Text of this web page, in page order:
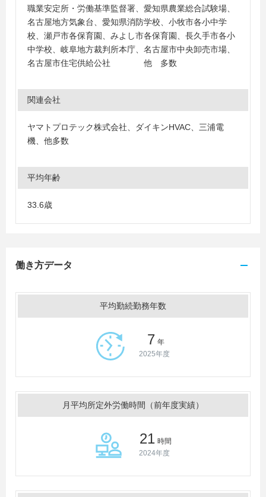
職業安定所・労働基準監督署、愛知県農業総合試験場、
名古屋地方気象台、愛知県消防学校、小牧市各小中学
校、瀬戸市各保育園、みよし市各保育園、長久手市各小
中学校、岐阜地方裁判所本庁、名古屋市中央卸売市場、
名古屋市住宅供給公社 他 多数
関連会社
ヤマトプロテック株式会社、ダイキンHVAC、三浦電
機、他多数
平均年齢
33.6歳
働き方データ
平均勤続勤務年数
7 年
2025年度
月平均所定外労働時間（前年度実績）
21 時間
2024年度